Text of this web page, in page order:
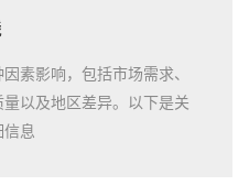
素影响，包括市场需求、
以及地区差异。以下是关
息